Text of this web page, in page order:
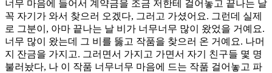
너무 마음에 들어서 계약금을 조금 저한테 걸어놓고 끝나는 날
꼭 자기가 와서 찾으러 오겠다, 그러고 가셨어요. 그런데 실제
로 그분이, 아마 끝나는 날 비가 너무너무 많이 왔었을 거예요.
너무 많이 왔는데 그 비를 뚫고 작품을 찾으러 온 거예요. 나머
지 잔금을 가지고. 그러면서 가지고 가면서 자기 친구들 몇 명
불러놨다, 나 이 작품 너무너무 마음에 드는 작품 걸어놓고 파